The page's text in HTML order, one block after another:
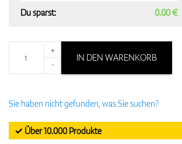
Du sparst: 0.00 €
+
-
IN DEN WARENKORB
Sie haben nicht gefunden, was Sie suchen?
✓ Über 10.000 Produkte